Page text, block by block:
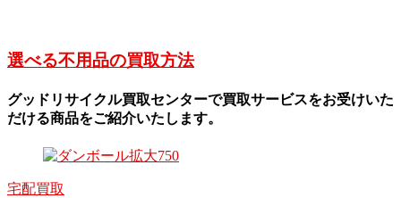
選べる不用品の買取方法
グッドリサイクル買取センターで買取サービスをお受けいた
だける商品をご紹介いたします。
宅配買取